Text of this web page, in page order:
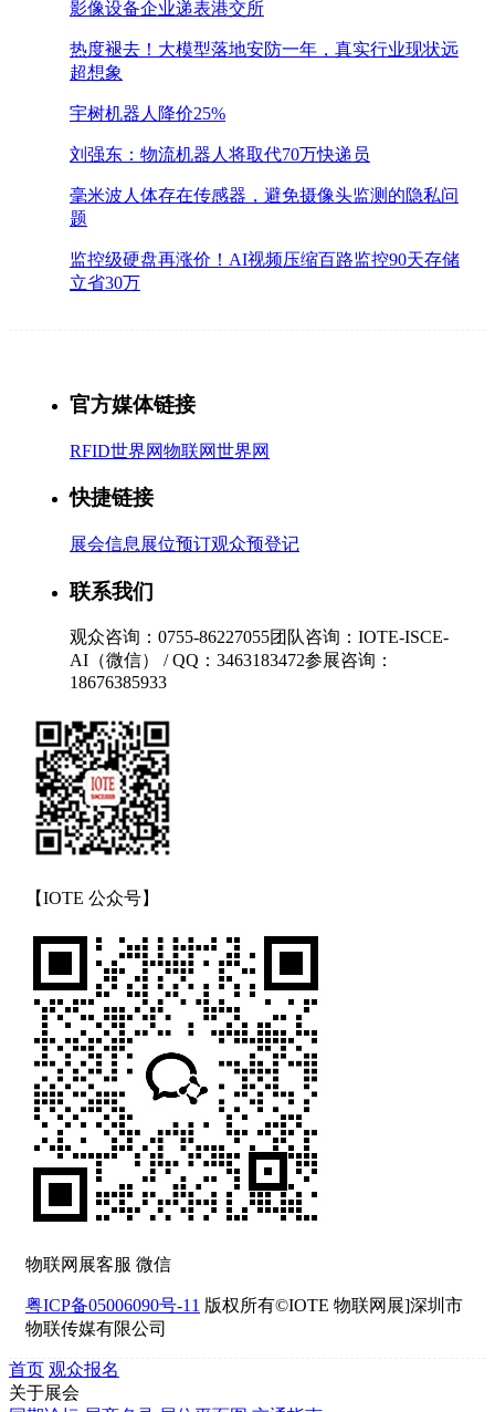
影像设备企业递表港交所
热度褪去！大模型落地安防一年，真实行业现状远
超想象
宇树机器人降价25%
刘强东：物流机器人将取代70万快递员
毫米波人体存在传感器，避免摄像头监测的隐私问
题
监控级硬盘再涨价！AI视频压缩百路监控90天存储
立省30万
官方媒体链接
RFID世界网物联网世界网
快捷链接
展会信息 展位预订观众预登记
联系我们
观众咨询：0755-86227055团队咨询：IOTE-ISCE-
AI（微信） / QQ：3463183472参展咨询：
18676385933
【IOTE 公众号】
物联网展客服 微信
粤ICP备05006090号-11 版权所有©IOTE 物联网展]深圳市
物联传媒有限公司
首页 观众报名
关于展会